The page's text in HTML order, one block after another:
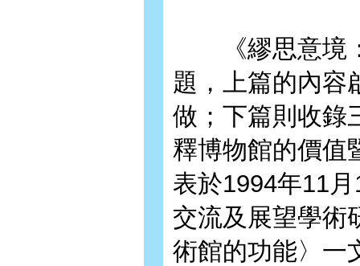
《繆思意境：
題，上篇的內容
做；下篇則收錄
釋博物館的價值
表於1994年11
交流及展望學術
術館的功能〉一